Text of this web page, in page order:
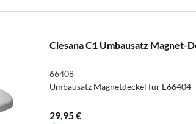
Clesana C1 Umbausatz Magnet-
66408
Umbausatz Magnetdeckel für E66404
29,95 €